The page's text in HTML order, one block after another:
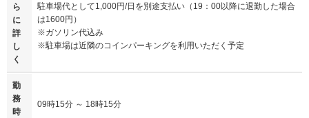
ら
に
詳
し
く
駐車場代として1,000円/日を別途支払い（19：00以降に退勤した場合
は1600円）
※ガソリン代込み
※駐車場は近隣のコインパーキングを利用いただく予定
勤
務
時
09時15分 ～ 18時15分